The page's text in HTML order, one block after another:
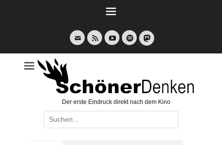
E-
Mail
Feed YouTubeSpotify
Der erste Eindruck direkt nach dem Kino
Suche
nach: